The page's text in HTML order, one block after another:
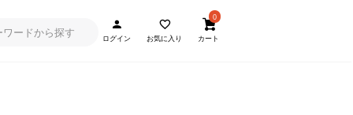
ログイン お気に入り
0
カート